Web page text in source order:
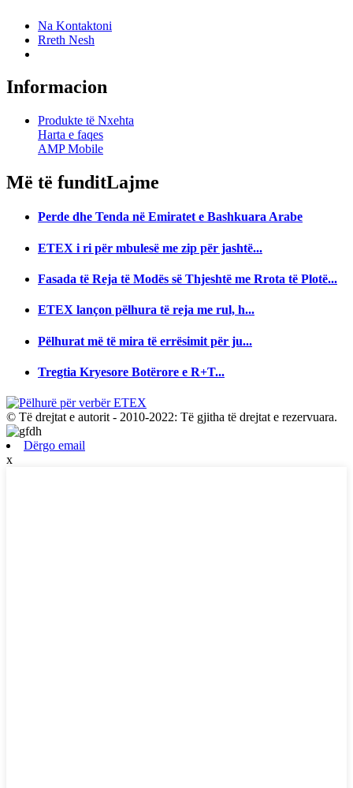
Na Kontaktoni
Rreth Nesh
Informacion
Produkte të Nxehta
Harta e faqes
AMP Mobile
Më të funditLajme
Perde dhe Tenda në Emiratet e Bashkuara Arabe
ETEX i ri për mbulesë me zip për jashtë...
Fasada të Reja të Modës së Thjeshtë me Rrota të Plotë...
ETEX lançon pëlhura të reja me rul, h...
Pëlhurat më të mira të errësimit për ju...
Tregtia Kryesore Botërore e R+T...
© Të drejtat e autorit - 2010-2022: Të gjitha të drejtat e rezervuara.
Dërgo email
x